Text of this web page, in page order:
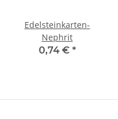
Edelsteinkarten-
Nephrit
0,74 € *